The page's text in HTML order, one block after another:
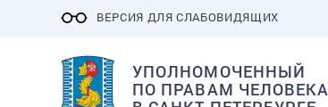
ВЕРСИЯ ДЛЯ СЛАБОВИДЯЩИХ
УПОЛНОМОЧЕННЫЙ
ПО ПРАВАМ ЧЕЛОВЕКА